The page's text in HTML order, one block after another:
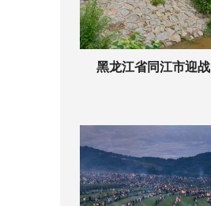
黑龙江省同江市迎